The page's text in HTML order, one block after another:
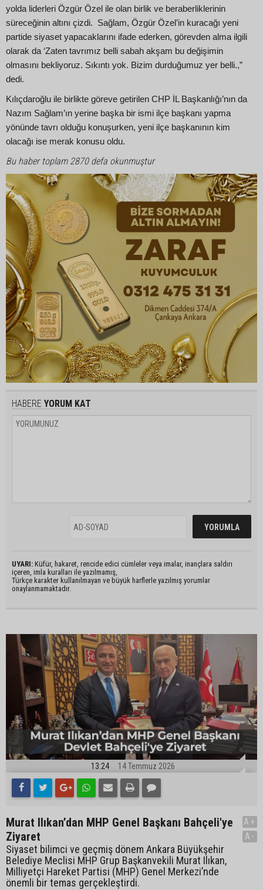
yolda liderleri Özgür Özel ile olan birlik ve beraberliklerinin
süreceğinin altını çizdi. Sağlam, Özgür Özel’in kuracağı yeni
partide siyaset yapacaklarını ifade ederken, görevden alma ilgili
olarak da ‘Zaten tavrımız belli sabah akşam bu değişimin
olmasını bekliyoruz. Sıkıntı yok. Bizim durduğumuz yer belli.,”
dedi.
Kılıçdaroğlu ile birlikte göreve getirilen CHP İL Başkanlığı’nın da
Nazım Sağlam’ın yerine başka bir ismi ilçe başkanı yapma
yönünde tavrı olduğu konuşurken, yeni ilçe başkanının kim
olacağı ise merak konusu oldu.
Bu haber toplam 2870 defa okunmuştur
HABERE YORUM KAT
UYARI: Küfür, hakaret, rencide edici cümleler veya imalar, inançlara saldırı
içeren, imla kuralları ile yazılmamış,
Türkçe karakter kullanılmayan ve büyük harflerle yazılmış yorumlar
onaylanmamaktadır.
13:24 14 Temmuz 2026
Murat Ilıkan’dan MHP Genel Başkanı Bahçeli'ye
Ziyaret
Siyaset bilimci ve geçmiş dönem Ankara Büyükşehir
Belediye Meclisi MHP Grup Başkanvekili Murat Ilıkan,
Milliyetçi Hareket Partisi (MHP) Genel Merkezi’nde
önemli bir temas gerçekleştirdi.
A+
A-